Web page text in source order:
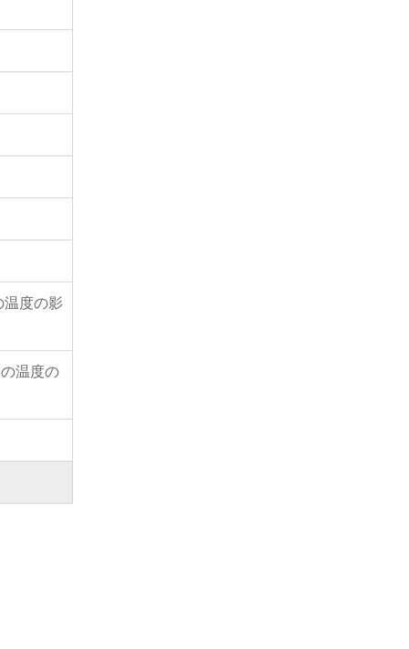
、開いた
の蓄積を
とても滑
を熱くす
全な材料
私のテー
りませ
度の影
温度の